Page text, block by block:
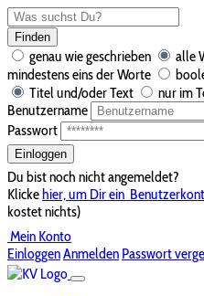
Finden
genau wie geschrieben
alle
mindestens eins der Worte
Titel und/oder Text
nur im
Benutzername
Passwort
Einloggen
Du bist noch nicht angemeldet?
Klickehier, um Dir ein
kostet nichts)
Mein Konto
EinloggenAnmelden Passwort